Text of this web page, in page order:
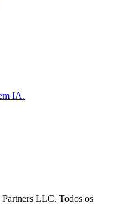
IA.​​
LLC. Todos os